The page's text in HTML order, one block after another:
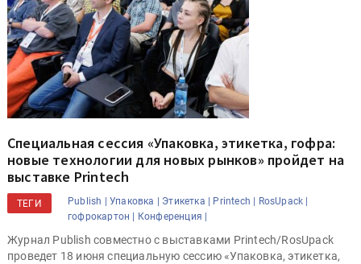
Специальная сессия «Упаковка, этикетка, гофра:
новые технологии для новых рынков» пройдет на
выставке Printech
ТЕГИ Publish | Упаковка | Этикетка | Printech | RosUpack |
гофрокартон | Конференция |
Журнал Publish совместно с выставками Printech/RosUpack
проведет 18 июня специальную сессию «Упаковка, этикетка,